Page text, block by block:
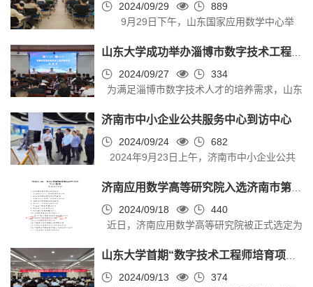
来，山东国家应用数学中心积极响应国家和地
方政策，致力于将科研成果应用于解决社会问
题，努力促进数学与金融、工程技术、生...
应用数学中心主任彭实戈，莱商银行党委书
记、董事长李九旭，莱商银行党委副书记、行
家应用数学中心产业发展委员会主任李建军，
山东国家应用数学中心常务副主任陈增敬，山
东大学继续教育学院党委书记姜文丽，山东国
家应用数学中心副主任尹上以及莱商银行、...
2024/09/29
889
9月29日下午，山东国家应用数学中心举
融研究院院长陈增敬、常务副院长嵇少林、副
院长石玉峰、院长助理王汉超、各项目导师和
2024级硕博新生参加宣讲会。宣讲会由尹上主
研究生的培养计划，中心和研究院将围绕创新
教育思路的理念，采用“双导师制”的培养模
式。中心将为同学们提供良好的学习平台，鼓
励同学们发挥主观能动性，在科技成...
2024/09/27
334
为满足淄博市数字技术人才的培养需求，山东
训班。9月27日，培训班开班仪式在淄博市人
社局举行。省人社厅专业技术人员管理处四级
调研员姜鹏，山东大学继续教育学院副院长刘
出席开班式并讲话。 姜鹏在讲话中指出，发展
数字经济是培育形成新质生产力的重要支撑，
也是加快构建新发展格局、推动高质量发展的
必由之路。推动数字经济、数字产业高...
济南市中小企业公共服务中心到访中心
2024/09/24
682
2024年9月23日上午，济南市中小企业公共
国家应用数学中心座谈交流。山东国家应用数
学中心尹上、张秉江、程传宝、刘鼎洲参与座
谈。 尹上向到访人员详细介绍了山东国家应
辉一行对中心已经取得的成绩和实验室成果给
予了高度评价。 座谈会上，毛明辉介绍了济
2024/09/18
440
近日，济南应用数学高等研究院被正式选定为
着研究院在数据处理和分析领域的实力得到了
政府的高度认可，也预示研究院在推动地方数
2024/09/13
374